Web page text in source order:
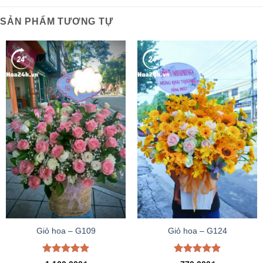
SẢN PHẨM TƯƠNG TỰ
Giỏ hoa – G109 Giỏ hoa – G124